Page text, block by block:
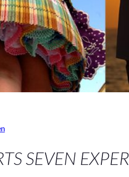
SEVEN